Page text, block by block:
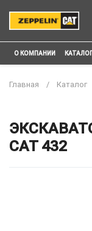
О КОМПАНИИ
Главная Каталог
CAT 432